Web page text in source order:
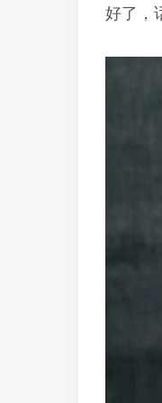
好了，